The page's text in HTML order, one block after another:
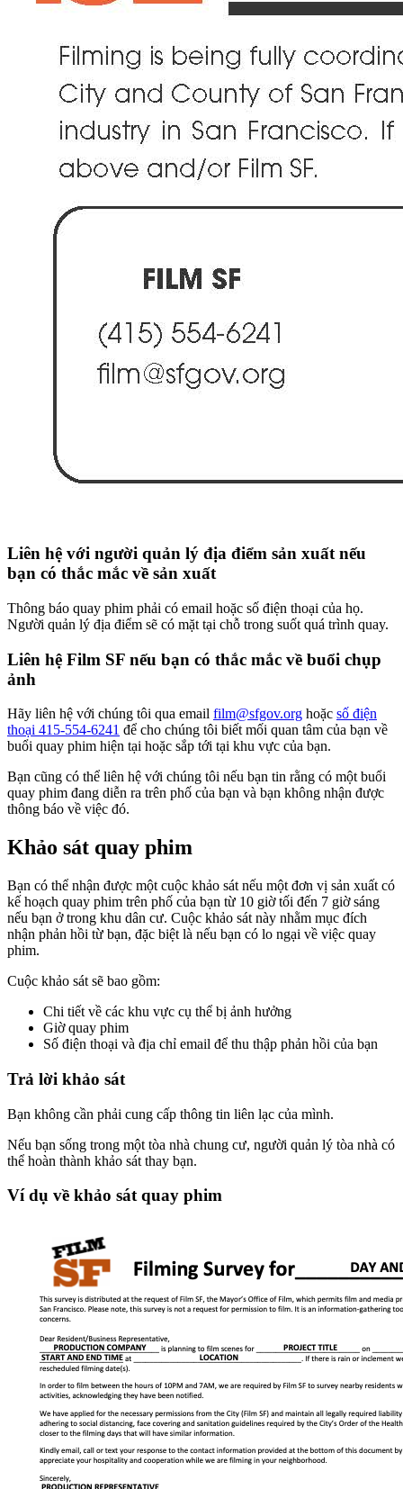
Liên hệ với người quản lý địa điểm sản xuất nếu
bạn có thắc mắc về sản xuất
Thông báo quay phim phải có email hoặc số điện thoại của họ.
Người quản lý địa điểm sẽ có mặt tại chỗ trong suốt quá trình quay.
Liên hệ Film SF nếu bạn có thắc mắc về buổi chụp
ảnh
Hãy liên hệ với chúng tôi qua email film@sfgov.org hoặc số điện
thoại 415-554-6241 để cho chúng tôi biết mối quan tâm của bạn về
buổi quay phim hiện tại hoặc sắp tới tại khu vực của bạn.
Bạn cũng có thể liên hệ với chúng tôi nếu bạn tin rằng có một buổi
quay phim đang diễn ra trên phố của bạn và bạn không nhận được
thông báo về việc đó.
Khảo sát quay phim
Bạn có thể nhận được một cuộc khảo sát nếu một đơn vị sản xuất có
kế hoạch quay phim trên phố của bạn từ 10 giờ tối đến 7 giờ sáng
nếu bạn ở trong khu dân cư. Cuộc khảo sát này nhằm mục đích
nhận phản hồi từ bạn, đặc biệt là nếu bạn có lo ngại về việc quay
phim.
Cuộc khảo sát sẽ bao gồm:
Chi tiết về các khu vực cụ thể bị ảnh hưởng
Giờ quay phim
Số điện thoại và địa chỉ email để thu thập phản hồi của bạn
Trả lời khảo sát
Bạn không cần phải cung cấp thông tin liên lạc của mình.
Nếu bạn sống trong một tòa nhà chung cư, người quản lý tòa nhà có
thể hoàn thành khảo sát thay bạn.
Ví dụ về khảo sát quay phim